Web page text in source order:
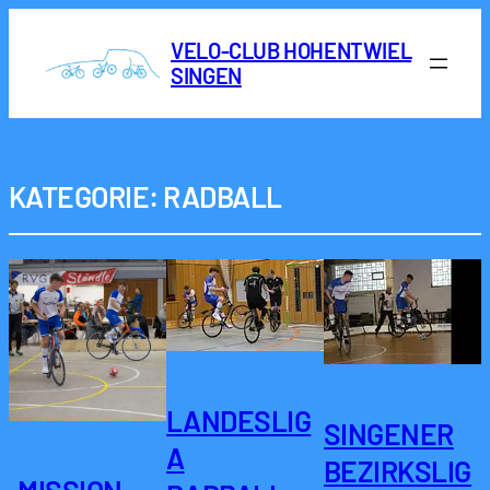
VELO-CLUB HOHENTWIEL
SINGEN
KATEGORIE: RADBALL
LANDESLIG
A
SINGENER
BEZIRKSLIG